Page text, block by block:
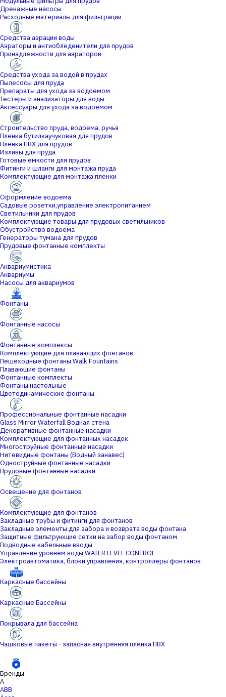
Дренажные насосы
Расходные материалы для фильтрации
Средства аэрации воды
Аэраторы и антиобледенители для прудов
Принадлежности для аэраторов
Средства ухода за водой в прудах
Пылесосы для пруда
Препараты для ухода за водоемом
Тестеры и анализаторы для воды
Аксессуары для ухода за водоемом
Строительство пруда, водоема, ручья
Пленка бутилкаучуковая для прудов
Пленка ПВХ для прудов
Изливы для пруда
Готовые емкости для прудов
Фитинги и шланги для монтажа пруда
Комплектующие для монтажа пленки
Оформление водоема
Садовые розетки,управление электропитанием
Светильники для прудов
Комплектующие товары для прудовых светильников
Обустройство водоема
Генераторы тумана для прудов
Прудовые фонтанные комплекты
Аквариумистика
Аквариумы
Насосы для аквариумов
Фонтаны
Фонтанные насосы
Фонтанные комплексы
Комплектующие для плавающих фонтанов
Пешеходные фонтаны Walk Fountains
Плавающие фонтаны
Фонтанные комплекты
Фонтаны настольные
Цветодинамические фонтаны
Профессиональные фонтанные насадки
Glass Mirror Waterfall Водная стена
Декоративные фонтанные насадки
Комплектующие для фонтанных насадок
Многоструйные фонтанные насадки
Нитевидные фонтаны (Водный занавес)
Одноструйные фонтанные насадки
Прудовые фонтанные насадки
Освещение для фонтанов
Комплектующие для фонтанов
Закладные трубы и фитинги для фонтанов
Закладные элементы для забора и возврата воды фонтана
Защитные фильтрующие сетки на забор воды фонтаном
Подводные кабельные вводы
Управление уровнем воды WATER LEVEL CONTROL
Электроавтоматика, блоки управления, контроллеры фонтанов
Каркасные бассейны
Каркасные Бассейны
Покрывала для бассейна
Чашковые пакеты - запасная внутренняя пленка ПВХ
Бренды
A
ABB